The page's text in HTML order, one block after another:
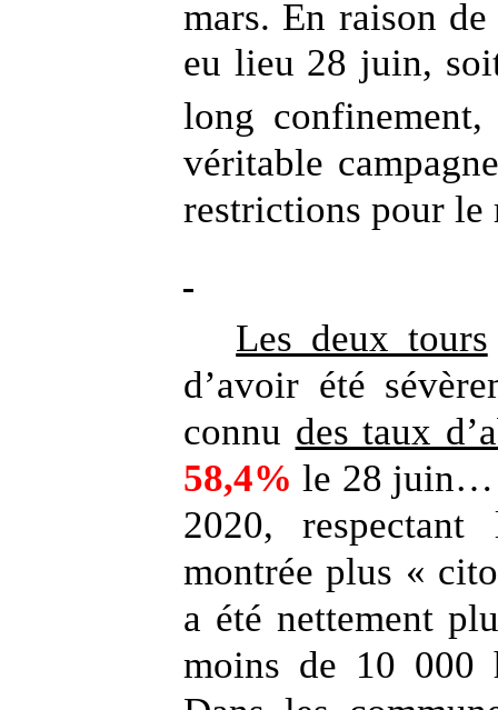
mars. En raison
eu lieu 28 juin,
long
véritable
restrictions pour
Les deux tours
d’avoir été
connu des taux
58,4% le 28
2020,
montrée plus «
a été nettement
moins de 10 000